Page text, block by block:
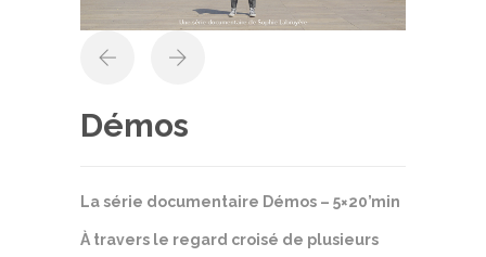
Démos
La série documentaire Démos – 5×20’min
À travers le regard croisé de plusieurs